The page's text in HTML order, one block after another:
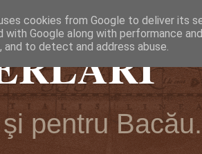
pentru
cookies from Google to deliver its
with Google along with performance
to detect and address abuse.